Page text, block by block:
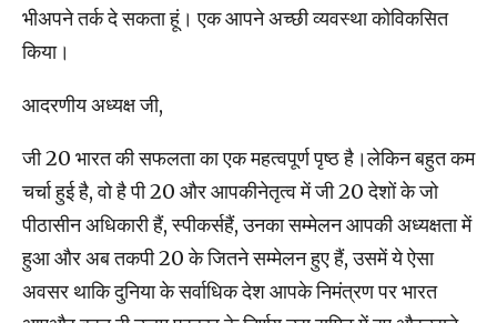
भीअपने तर्क दे सकता हूं। एक आपने अच्‍छी व्‍यवस्‍था कोविकसित
किया।
आदरणीय अध्यक्ष जी,
जी 20 भारत की सफलता का एक महत्वपूर्ण पृष्ठ है।लेकिन बहुत कम
चर्चा हुई है, वो है पी 20 और आपकीनेतृत्‍व में जी 20 देशों के जो
पीठासीन अधिकारी हैं, स्‍पीकर्सहैं, उनका सम्‍मेलन आपकी अध्‍यक्षता में
हुआ और अब तकपी 20 के जितने सम्‍मेलन हुए हैं, उसमें ये ऐसा
अवसर थाकि दुनिया के सर्वाधिक देश आपके निमंत्रण पर भारत